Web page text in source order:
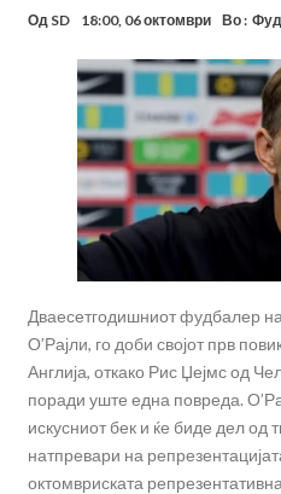
Од SD 18:00, 06 октомври Во :
Дваесетгодишниот фудбалер
О’Рајли, го доби својот прв
Англија, откако Рис Џејмс од
поради уште една повреда.
искусниот бек и ќе биде дел од
натпревари на
октомвриската